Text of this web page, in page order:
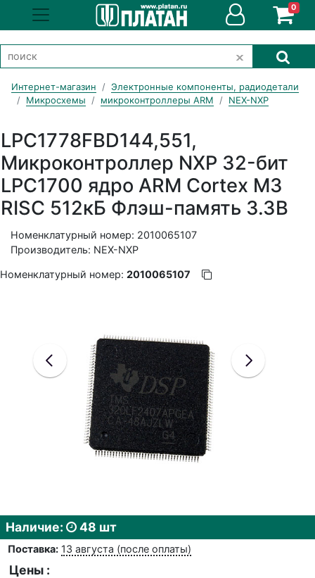
0
Интернет-магазин
Электронные компоненты, радиодетали
Микросхемы
микроконтроллеры ARM NEX-NXP
LPC1778FBD144,551,
Микроконтроллер NXP 32-бит
LPC1700 ядро ARM Cortex M3
RISC 512кБ Флэш-память 3.3В
Номенклатурный номер: 2010065107
Производитель: NEX-NXP
Номенклатурный номер: 2010065107
Наличие: 48 шт
Поставка: 13 августа (после оплаты)
Цены :